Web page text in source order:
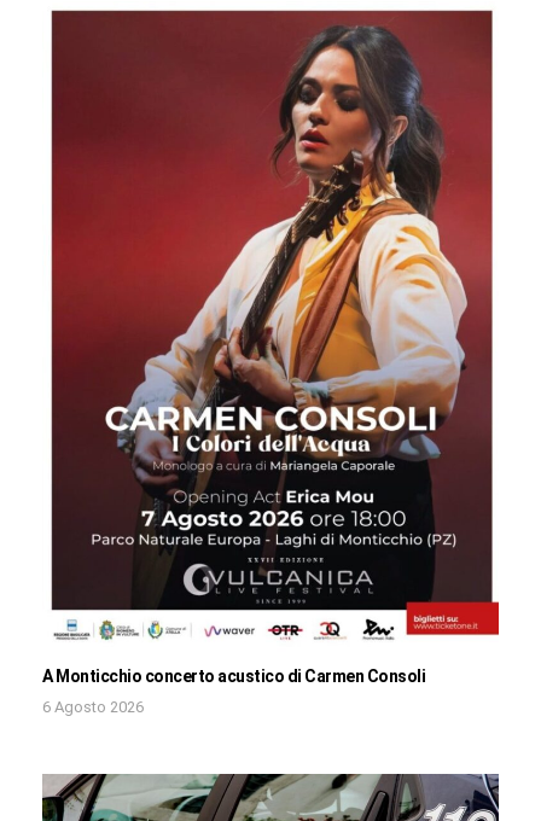
A Monticchio concerto acustico di Carmen Consoli
6 Agosto 2026